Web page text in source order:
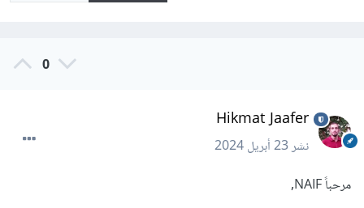
0
Hikmat Jaafer
نشر23 أبريل 2024
مرحباً NAIF,